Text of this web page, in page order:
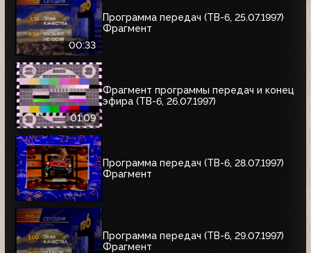
00:33
Программа передач (ТВ-6, 25.07.1997)
Фрагмент
01:09
Фрагмент программы передач и конец
эфира (ТВ-6, 26.07.1997)
Программа передач (ТВ-6, 28.07.1997)
Фрагмент
Программа передач (ТВ-6, 29.07.1997)
Фрагмент